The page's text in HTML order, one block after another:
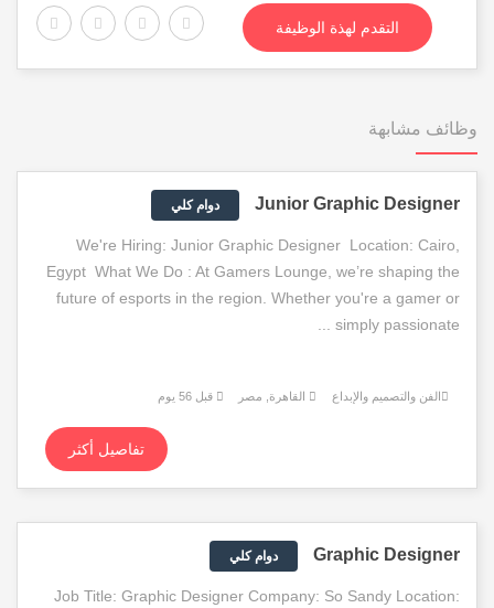
التقدم لهذة الوظيفة
وظائف مشابهة
Junior Graphic Designer دوام كلي
We're Hiring: Junior Graphic Designer Location: Cairo,
Egypt What We Do : At Gamers Lounge, we’re shaping the
future of esports in the region. Whether you're a gamer or
simply passionate ...
الفن والتصميم والإبداع القاهرة, مصر قبل 56 يوم
تفاصيل أكثر
Graphic Designer دوام كلي
Job Title: Graphic Designer Company: So Sandy Location: